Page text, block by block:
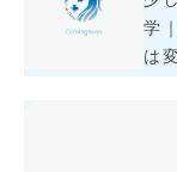
学
は